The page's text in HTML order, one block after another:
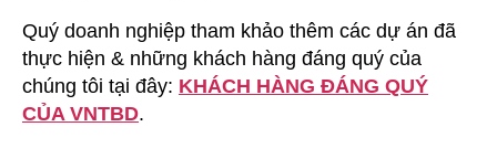
Quý doanh nghiệp tham khảo thêm các dự án đã
thực hiện & những khách hàng đáng quý của
chúng tôi tại đây: KHÁCH HÀNG ĐÁNG QUÝ
CỦA VNTBD.